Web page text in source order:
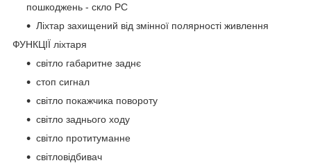
пошкоджень - скло PC
Ліхтар захищений від змінної полярності живлення
ФУНКЦІЇ ліхтаря
світло габаритне заднє
стоп сигнал
світло покажчика повороту
світло заднього ходу
світло протитуманне
світловідбивач